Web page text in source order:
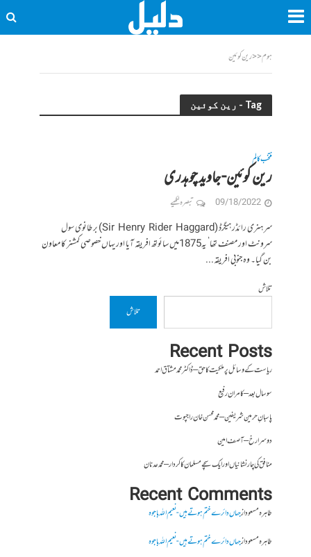
ہوم<<رین کوئین
Tag - رین کوئین
منتخب کالم
رین کوئین- جاوید چوہدری
09/18/2022 تبصرہ لکھیے
سر ہنری رائڈر ہیگرڈ (Sir Henry Rider Haggard) برطانوی سول
سرونٹ اور مصنف تھا‘ یہ1875میں سائوتھ افریقہ آیا اور یہاں خصوصی کمشنر کا معاون
بن گیا۔ وہ جنوبی افریقہ...
تلاش
تلاش
Recent Posts
ریاست کے وسائل پر ملکیت کا حق – ڈاکٹر محمد مشتاق احمد
سو سال بعد – کامران رفیع
پاسبانِ حرمین شریفین – محمد محسن خان راجپوت
دوسرا رخ – آصف امین
منافق کی چار نشانیاں اور ایک سچے مسلمان کا کردار – محمد عدنان
Recent Comments
طاہرہ مسعودازجہاں دائرے ختم ہوتے ہیں- نعیم اللہ باجوہ
طاہرہ مسعودازجہاں دائرے ختم ہوتے ہیں- نعیم اللہ باجوہ